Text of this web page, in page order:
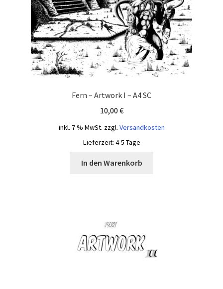
Fern – Artwork I – A4 SC
10,00 €
inkl. 7 % MwSt. zzgl. Versandkosten
Lieferzeit: 4-5 Tage
In den Warenkorb